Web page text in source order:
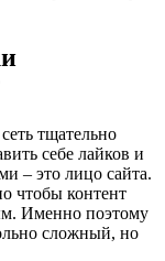
тщательно
себе лайков и
– это лицо сайта.
чтобы контент
Именно поэтому
сложный, но